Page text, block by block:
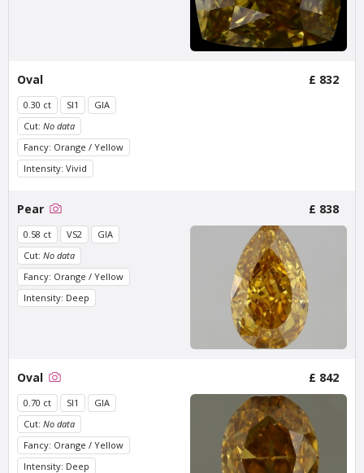
Van Amstel
Waterlooplein
Van Amstel
Nieuwmarkt
£ 425excl. VAT
Oval £ 832
0.30 ct SI1
GIA
Cut: No data
Fancy: Orange / Yellow
Intensity: Vivid
Pear £ 838
0.58 ct VS2
GIA
Cut: No data
Fancy: Orange / Yellow
Intensity: Deep
Oval £ 842
0.70 ct SI1
GIA
Cut: No data
Fancy: Orange / Yellow
Intensity: Deep